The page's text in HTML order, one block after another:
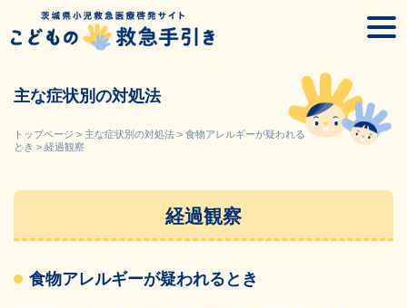
content
主な症状別の対処法
トップページ > 主な症状別の対処法 > 食物アレルギーが疑われる
とき > 経過観察
経過観察
食物アレルギーが疑われるとき